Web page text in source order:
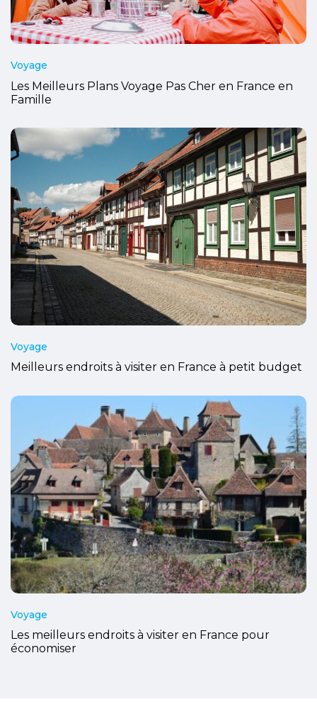
Voyage
Les Meilleurs Plans Voyage Pas Cher en France en
Famille
Voyage
Meilleurs endroits à visiter en France à petit budget
Voyage
Les meilleurs endroits à visiter en France pour
économiser